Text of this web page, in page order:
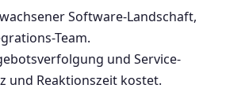
Software-Landschaft,
Team.
und Service-
und Reaktionszeit kostet.